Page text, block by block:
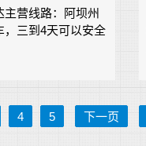
营线路：阿坝州
，三到4天可以安全
4 5 下一页